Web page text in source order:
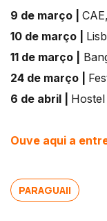
9 de março |
10 de março |
11 de março |
24 de março |
6 de abril |
Ouve aqui a
PARAGUAII